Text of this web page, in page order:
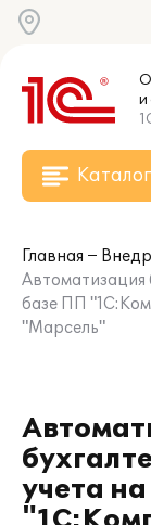
и
Каталог
Главная
Автоматизация
базе ПП
"Марсель"
учета